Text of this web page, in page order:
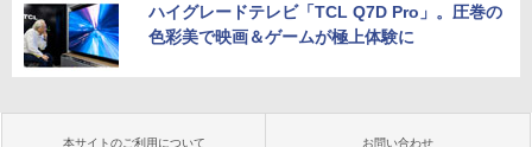
ハイグレードテレビ「TCL Q7D Pro」。圧巻の
色彩美で映画＆ゲームが極上体験に
本サイトのご利用について お問い合わせ